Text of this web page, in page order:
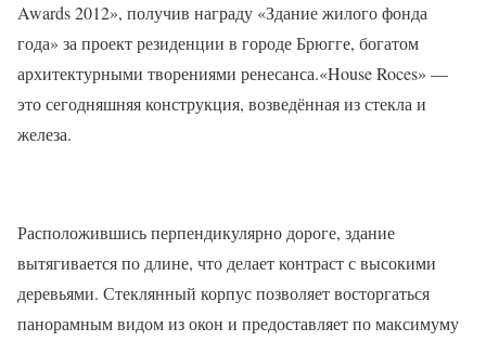
Awards 2012», получив награду «Здание жилого фонда
года» за проект резиденции в городе Брюгге, богатом
архитектурными творениями ренесанса.«House Roces» —
это сегодняшняя конструкция, возведённая из стекла и
железа.
Расположившись перпендикулярно дороге, здание
вытягивается по длине, что делает контраст с высокими
деревьями. Стеклянный корпус позволяет восторгаться
панорамным видом из окон и предоставляет по максимуму